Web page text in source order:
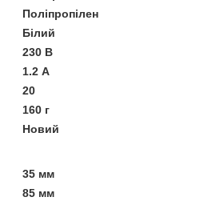
Поліпропілен
Білий
230 В
1.2 А
20
160 г
Новий
35 мм
85 мм